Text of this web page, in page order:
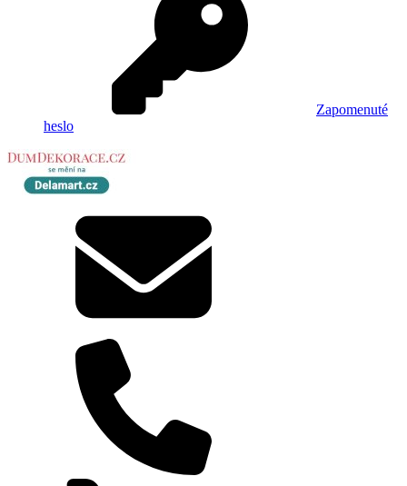
Zapomenuté
heslo